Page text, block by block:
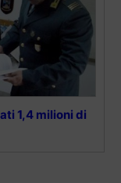
1,4 milioni di